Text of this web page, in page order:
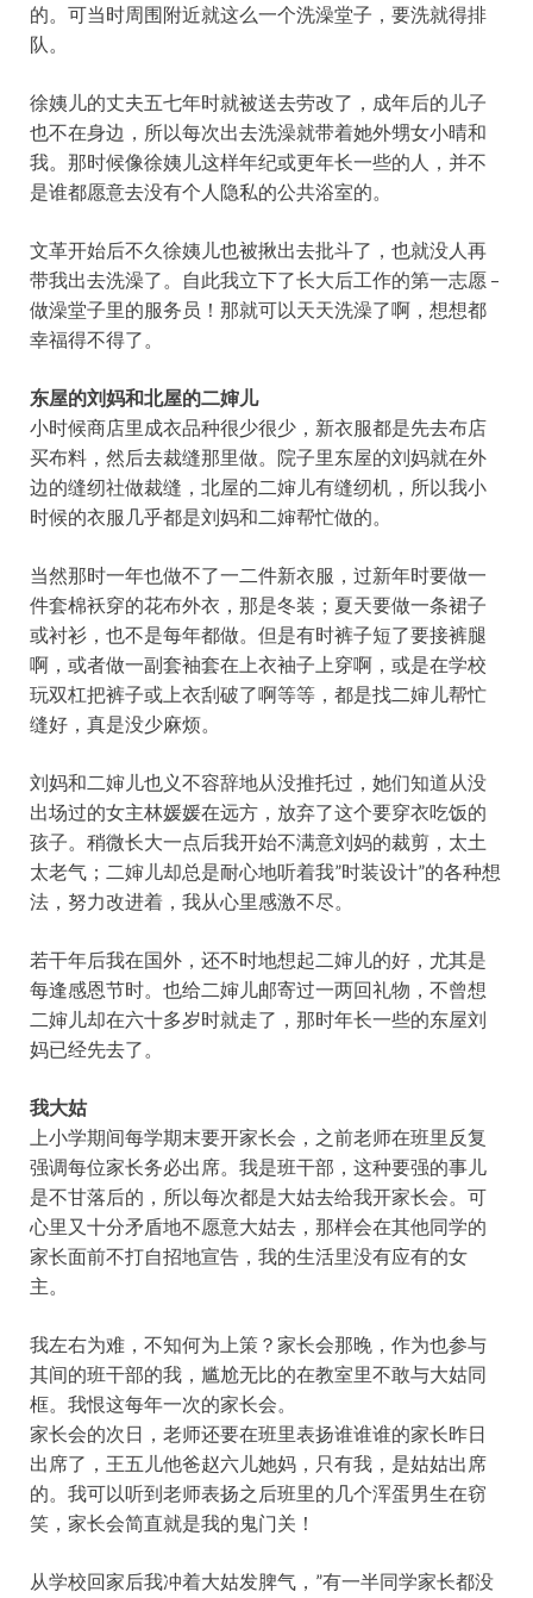
的。可当时周围附近就这么一个洗澡堂子，要洗就得排
队。
徐姨儿的丈夫五七年时就被送去劳改了，成年后的儿子
也不在身边，所以每次出去洗澡就带着她外甥女小晴和
我。那时候像徐姨儿这样年纪或更年长一些的人，并不
是谁都愿意去没有个人隐私的公共浴室的。
文革开始后不久徐姨儿也被揪出去批斗了，也就没人再
带我出去洗澡了。自此我立下了长大后工作的第一志愿 –
做澡堂子里的服务员！那就可以天天洗澡了啊，想想都
幸福得不得了。
东屋的刘妈和北屋的二婶儿
小时候商店里成衣品种很少很少，新衣服都是先去布店
买布料，然后去裁缝那里做。院子里东屋的刘妈就在外
边的缝纫社做裁缝，北屋的二婶儿有缝纫机，所以我小
时候的衣服几乎都是刘妈和二婶帮忙做的。
当然那时一年也做不了一二件新衣服，过新年时要做一
件套棉袄穿的花布外衣，那是冬装；夏天要做一条裙子
或衬衫，也不是每年都做。但是有时裤子短了要接裤腿
啊，或者做一副套袖套在上衣袖子上穿啊，或是在学校
玩双杠把裤子或上衣刮破了啊等等，都是找二婶儿帮忙
缝好，真是没少麻烦。
刘妈和二婶儿也义不容辞地从没推托过，她们知道从没
出场过的女主林媛媛在远方，放弃了这个要穿衣吃饭的
孩子。稍微长大一点后我开始不满意刘妈的裁剪，太土
太老气；二婶儿却总是耐心地听着我”时装设计”的各种想
法，努力改进着，我从心里感激不尽。
若干年后我在国外，还不时地想起二婶儿的好，尤其是
每逢感恩节时。也给二婶儿邮寄过一两回礼物，不曾想
二婶儿却在六十多岁时就走了，那时年长一些的东屋刘
妈已经先去了。
我大姑
上小学期间每学期末要开家长会，之前老师在班里反复
强调每位家长务必出席。我是班干部，这种要强的事儿
是不甘落后的，所以每次都是大姑去给我开家长会。可
心里又十分矛盾地不愿意大姑去，那样会在其他同学的
家长面前不打自招地宣告，我的生活里没有应有的女
主。
我左右为难，不知何为上策？家长会那晚，作为也参与
其间的班干部的我，尴尬无比的在教室里不敢与大姑同
框。我恨这每年一次的家长会。
家长会的次日，老师还要在班里表扬谁谁谁的家长昨日
出席了，王五儿他爸赵六儿她妈，只有我，是姑姑出席
的。我可以听到老师表扬之后班里的几个浑蛋男生在窃
笑，家长会简直就是我的鬼门关！
从学校回家后我冲着大姑发脾气，”有一半同学家长都没